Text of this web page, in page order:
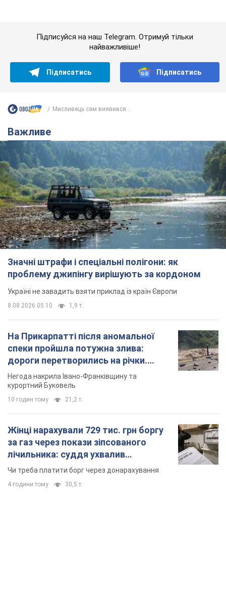
Важливе
Значні штрафи і спеціальні полігони: як
проблему джипінгу вирішують за кордоном
Україні не завадить взяти приклад із країн Європи
8.08.2026 05:10 1,9 т.
На Прикарпатті після аномальної
спеки пройшла потужна злива:
дороги перетворились на річки.
Відео
Негода накрила Івано-Франківщину та
за газ через покази зіпсованого
лічильника: суддя ухвалив
неочікуване рішення
4 години тому 30,5 т.